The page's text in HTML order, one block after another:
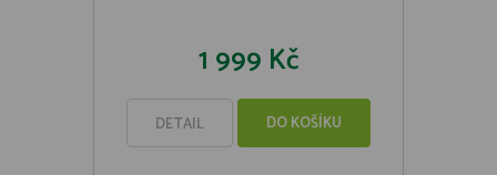
1 999 Kč
DETAIL DO KOŠÍKU